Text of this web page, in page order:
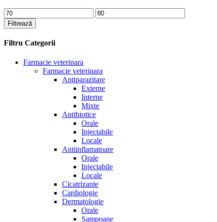
Preț
minim
Preț
maxim
Filtrează
Filtru Categorii
Farmacie veterinara
Farmacie veterinara
Antiparazitare
Externe
Interne
Mixte
Antibiotice
Orale
Injectabile
Locale
Antiinflamatoare
Orale
Injectabile
Locale
Cicatrizante
Cardiologie
Dermatologie
Orale
Sampoane